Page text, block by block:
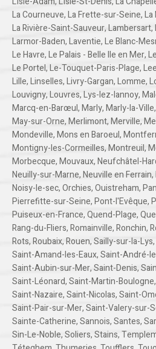
La Courneuve,La Frette-sur-Seine,La
La Rivière-Saint-Sauveur,Lambersart,
Larmor-Baden,Laventie,Le Blanc-
Le Havre,Le Palais - Belle Ile en Mer,
Le Portel,Le-Touquet-Paris-Plage,
Lille,Linselles,Livry-Gargan,Lomme,
Louvigny,Louvres,Lys-lez-lannoy,
Marcq-en-Barœul,Marly,Marly-la-Ville,
May-sur-Orne,Merlimont,Merville,
Mondeville,Mons en Baroeul,
Montigny-les-Cormeilles,Montreuil,
Morbecque,Mouvaux,Neufchâtel-
Neuilly-sur-Marne,Neuville en Ferrain,
Noisy-le-sec,Orchies,Ouistreham,
Pierrefitte-sur-Seine,Pont-l'Evêque,
Puiseux-en-France,Quend-Plage,
Rang-du-Fliers,Romainville,Ronchin,
Rots,Roubaix,Rouen,Sailly-sur-la-Lys,
Saint-Amand-les-Eaux,Saint-André-
Saint-Aubin-sur-Mer,Saint-Denis,
Saint-Léonard,Saint-Martin-Boulogne,
Saint-Nazaire,Saint-Nicolas,Saint-
Saint-Pair-sur-Mer,Saint-Valery-sur-
Sainte-Catherine,Sannois,Santes,
Sin-Le-Noble,Soliers,Stains,